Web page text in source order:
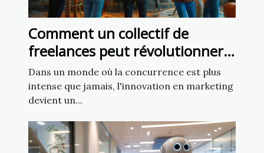
Comment un collectif de
freelances peut révolutionner
votre marketing
Dans un monde où la concurrence est plus
intense que jamais, l'innovation en marketing
devient un...